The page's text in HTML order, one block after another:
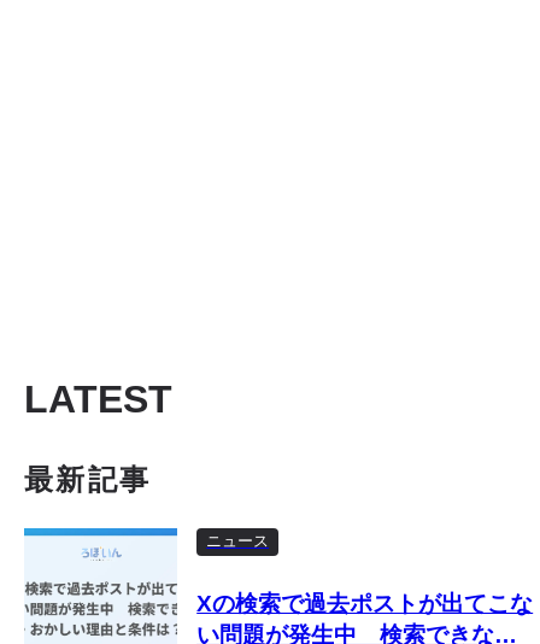
LATEST
最新記事
ニュース
Xの検索で過去ポストが出てこな
い問題が発生中 検索できな